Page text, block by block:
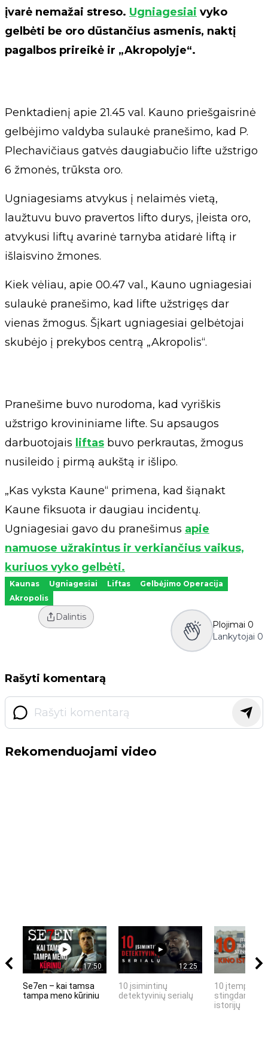
įvarė nemažai streso. Ugniagesiai vyko
gelbėti be oro dūstančius asmenis, naktį
pagalbos prireikė ir „Akropolyje“.
Penktadienį apie 21.45 val. Kauno priešgaisrinė
gelbėjimo valdyba sulaukė pranešimo, kad P.
Plechavičiaus gatvės daugiabučio lifte užstrigo
6 žmonės, trūksta oro.
Ugniagesiams atvykus į nelaimės vietą,
laužtuvu buvo pravertos lifto durys, įleista oro,
atvykusi liftų avarinė tarnyba atidarė liftą ir
išlaisvino žmones.
Kiek vėliau, apie 00.47 val., Kauno ugniagesiai
sulaukė pranešimo, kad lifte užstrigęs dar
vienas žmogus. Šįkart ugniagesiai gelbėtojai
skubėjo į prekybos centrą „Akropolis“.
Pranešime buvo nurodoma, kad vyriškis
užstrigo krovininiame lifte. Su apsaugos
darbuotojais liftas buvo perkrautas, žmogus
nusileido į pirmą aukštą ir išlipo.
„Kas vyksta Kaune“ primena, kad šiąnakt
Kaune fiksuota ir daugiau incidentų.
Ugniagesiai gavo du pranešimus apie
namuose užrakintus ir verkiančius vaikus,
kuriuos vyko gelbėti.
Kaunas Ugniagesiai Liftas
Gelbėjimo Operacija
Akropolis
Dalintis
Plojimai 0
Lankytojai 0
Rašyti komentarą
Rekomenduojami video
17:50
Se7en – kai tamsa
tampa meno kūriniu
12:25
10 įsimintinų
detektyvinių serialų
10 įtemptų,
stingdančių
istorijų